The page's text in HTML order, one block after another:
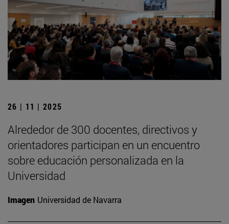
26 | 11 | 2025
Alrededor de 300 docentes, directivos y
orientadores participan en un encuentro
sobre educación personalizada en la
Universidad
Imagen Universidad de Navarra